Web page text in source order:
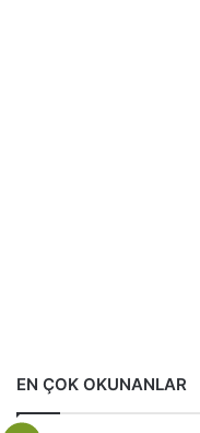
EN ÇOK OKUNANLAR